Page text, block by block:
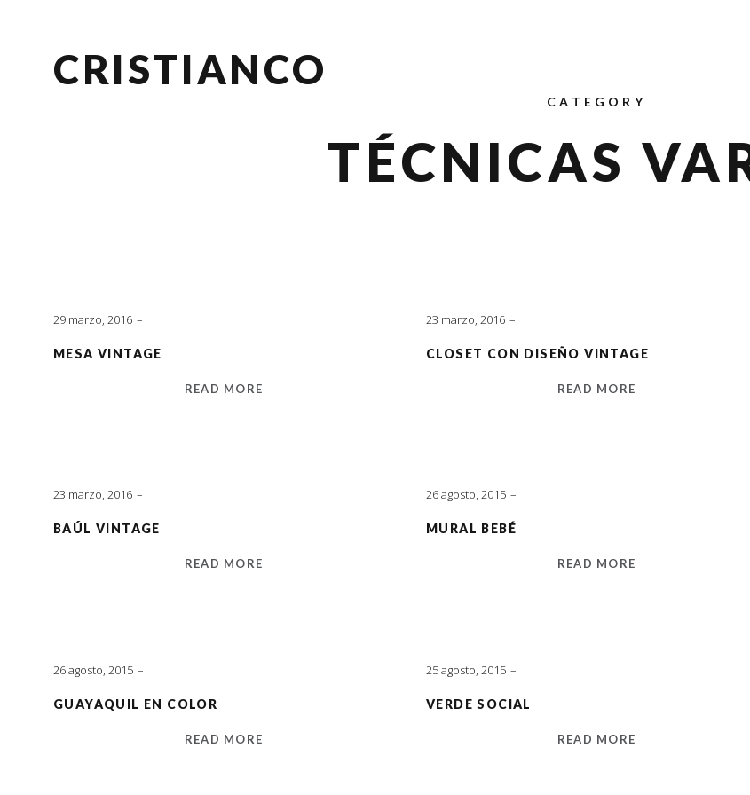
CRISTIANCO
CATEGORY
TÉCNICAS
29 marzo, 2016
MESA VINTAGE
READ MORE
23 marzo, 2016
CLOSET CON DISEÑO VINTAGE
READ MORE
23 marzo, 2016
BAÚL VINTAGE
READ MORE
26 agosto, 2015
MURAL BEBÉ
READ MORE
26 agosto, 2015
GUAYAQUIL EN COLOR
READ MORE
25 agosto, 2015
VERDE SOCIAL
READ MORE